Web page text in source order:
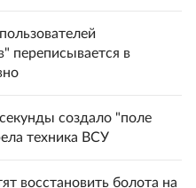
переписывается в
создало "поле
техника ВСУ
восстановить болота на